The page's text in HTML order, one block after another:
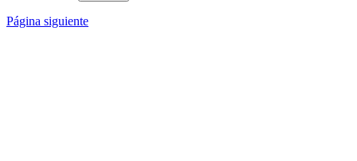
Página siguiente